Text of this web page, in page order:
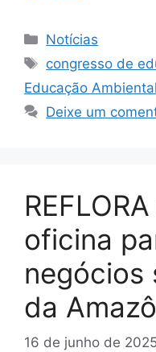
Notícias
congresso de
Educação Ambiental
Deixe um
oficina
negócios
da
16 de junho de 2025